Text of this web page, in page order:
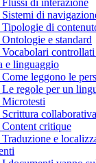
di interazione
di
di
e standard
controllati
e linguaggio
leggono le
regole per un
collaborativa
critique
e